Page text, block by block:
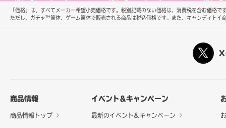
「価格」は、すべてメーカー希望小売価格です。税別記載のない価格は、消費税を含む価
ただし、ガチャ™筐体、ゲーム筐体で販売される商品は税込価格です。また、キャンディトイ
商品情報
商品情報トップ
イベント&キャンペーン
最新のイベント&キャンペーン